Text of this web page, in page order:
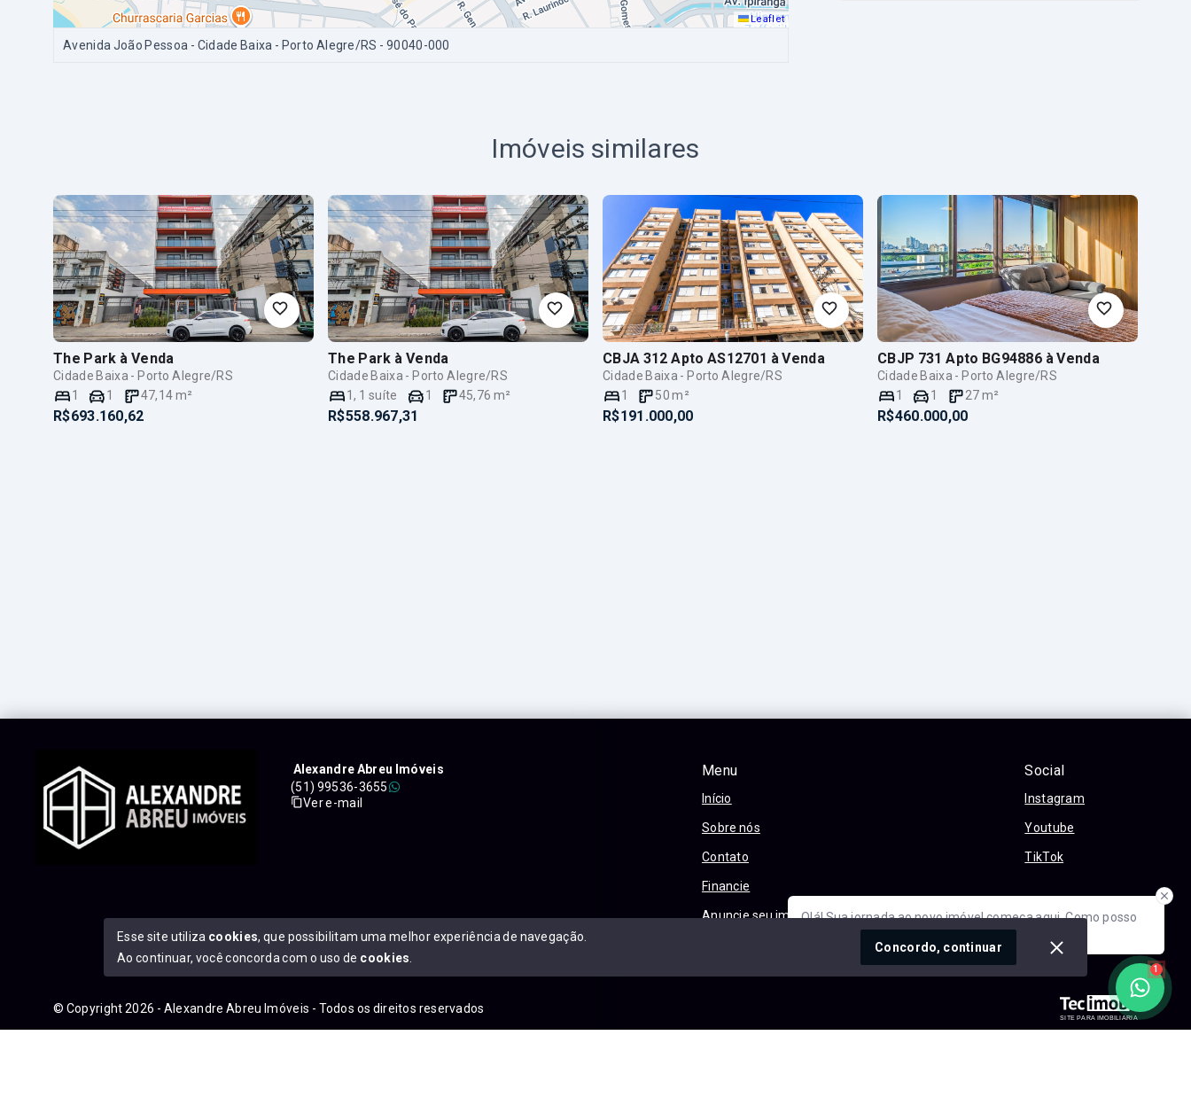
Leaflet
Avenida João Pessoa - Cidade Baixa - Porto Alegre/RS - 90040-000
Imóveis similares
The Park à Venda
Cidade Baixa - Porto Alegre/RS
1
1 47,14m²
R$693.160,62
The Park à Venda
Cidade Baixa - Porto Alegre/RS
1, 1 suíte 1 45,76 m²
R$558.967,31
CBJA 312 Apto AS12701 à Venda
Cidade Baixa - Porto Alegre/RS
1
50 m²
R$191.000,00
CBJP 731 Apto BG94886 à Venda
Cidade Baixa - Porto Alegre/RS
1
1 27m²
R$460.000,00
Olá! Sua jornada ao novo imóvel começa aqui. Como posso
1
Menu
Início
Sobre nós
Contato
Financie
Anuncie seu imóvel conosco
Social
Instagram
Youtube
TikTok
SITE PARA IMOBILIARIA
Alexandre Abreu Imóveis
(51) 99536-3655
Ver e-mail
© Copyright 2026 - Alexandre Abreu Imóveis - Todos os direitos reservados
Esse site utiliza cookies, que possibilitam uma melhor experiência de navegação.
Ao continuar, você concorda com o uso de cookies
Concordo, continuar